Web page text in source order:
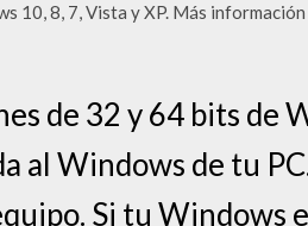
10, 8, 7, Vista y XP. Más
de 32 y 64 bits de
al Windows de tu
Si tu Windows